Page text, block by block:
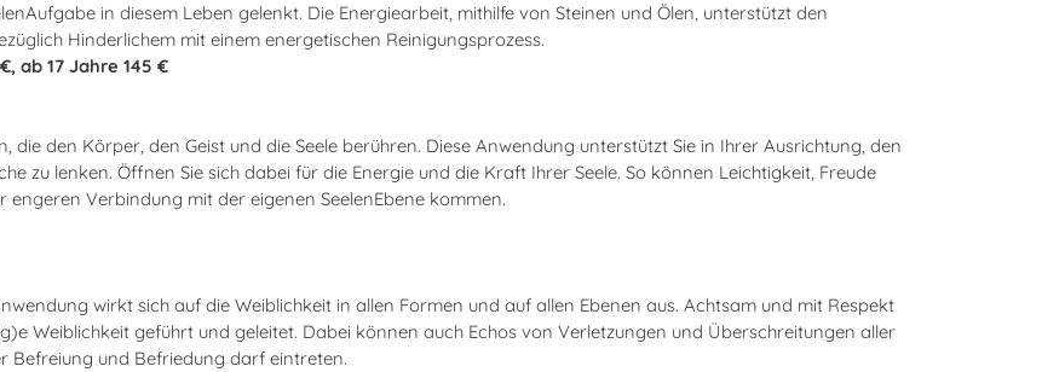
in diesem Leben gelenkt. Die Energiearbeit, mithilfe von Steinen und Ölen, unterstützt den
Hinderlichem mit einem energetischen Reinigungsprozess.
ab 17 Jahre 145 €
die den Körper, den Geist und die Seele berühren. Diese Anwendung unterstützt Sie in Ihrer Ausrichtung, den
zu lenken. Öffnen Sie sich dabei für die Energie und die Kraft Ihrer Seele. So können Leichtigkeit, Freude
Verbindung mit der eigenen SeelenEbene kommen.
wirkt sich auf die Weiblichkeit in allen Formen und auf allen Ebenen aus. Achtsam und mit Respekt
Weiblichkeit geführt und geleitet. Dabei können auch Echos von Verletzungen und Überschreitungen aller
Befreiung und Befriedung darf eintreten.